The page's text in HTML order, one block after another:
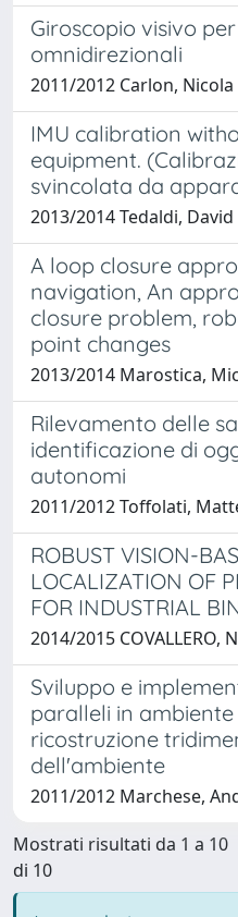
Giroscopio visivo
omnidirezionali
2011/2012 Carlon, Nicola
IMU calibration
equipment.
svincolata da
2013/2014 Tedaldi, David
A loop closure
navigation, An
closure problem,
point changes
2013/2014 Marostica,
Rilevamento delle
identificazione di
autonomi
2011/2012 Toffolati,
ROBUST VISION-
LOCALIZATION OF
FOR INDUSTRIAL
2014/2015 COVALLERO,
Sviluppo e
paralleli in ambiente
ricostruzione
dell'ambiente
2011/2012 Marchese,
Mostrati risultati da 1 a 10
di 10